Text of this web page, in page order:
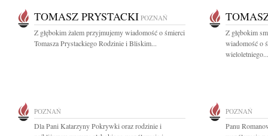
TOMASZ PRYSTACKI POZNAŃ
Z głębokim żalem przyjmujemy wiadomość o śmierci
Tomasza Prystackiego Rodzinie i Bliskim...
Z głębokim
wiadomość o
wieloletniego...
POZNAŃ
Dla Pani Katarzyny Pokrywki oraz rodzinie i
POZNAŃ
Panu